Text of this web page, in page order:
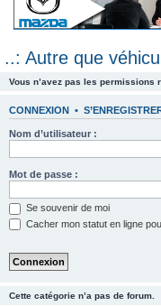
..: Autre que
Vous n’avez pas les permissions
CONNEXION •
Nom d’utilisateur :
Mot de passe :
Se souvenir de moi
Cacher mon statut en ligne
Cette catégorie n’a pas de forum.